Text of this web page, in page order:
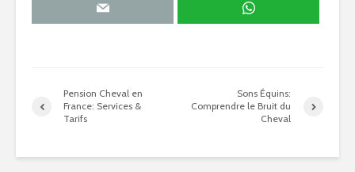
Pension Cheval en
France: Services &
Tarifs
Sons Équins:
Comprendre le Bruit du
Cheval